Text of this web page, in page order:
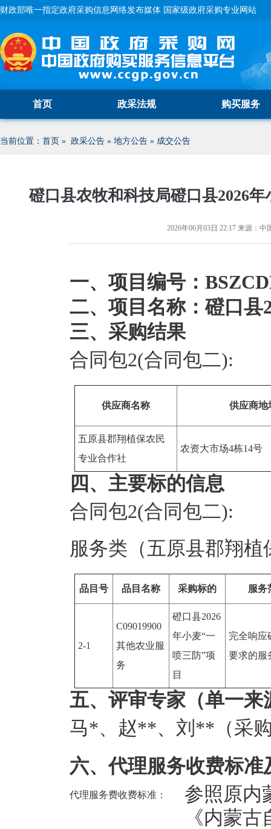
财政部唯一指定政府采购信息网络发布媒体 国家级政府采购专业网站
首页 政采法规 购买服务
当前位置： 首页 » 政采公告 » 地方公告 » 成交公告
磴口县农牧和科技局磴口县2026
2026年06月03日 22:17 来源：中
一、项目编号：
二、项目名称：磴口县
三、采购结果
合同包2(合同包二):
供应商名称 供应商地
五原县郡翔植保农民
专业合作社
农资大市场4栋14号
四、主要标的信息
合同包2(合同包二):
服务类（五原县郡翔
品目号 品目名称 采购标的 服务
2-1
C09019900
其他农业服
务
磴口县2026
年小麦“一
喷三防”项
目
完全响应
要求的服
五、评审专家（单一
马*、 赵**、 刘**（采
六、代理服务收费标准
代理服务费收费标准：
参照原内
《内蒙